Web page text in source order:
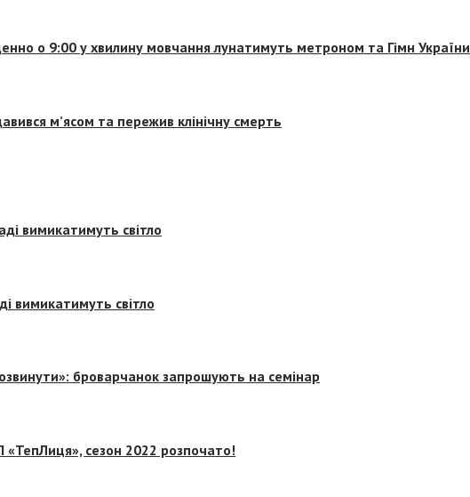
о 9:00 у хвилину мовчання лунатимуть метроном та Гімн України
м’ясом та пережив клінічну смерть
вимикатимуть світло
вимикатимуть світло
броварчанок запрошують на семінар
«ТепЛиця», сезон 2022 розпочато!